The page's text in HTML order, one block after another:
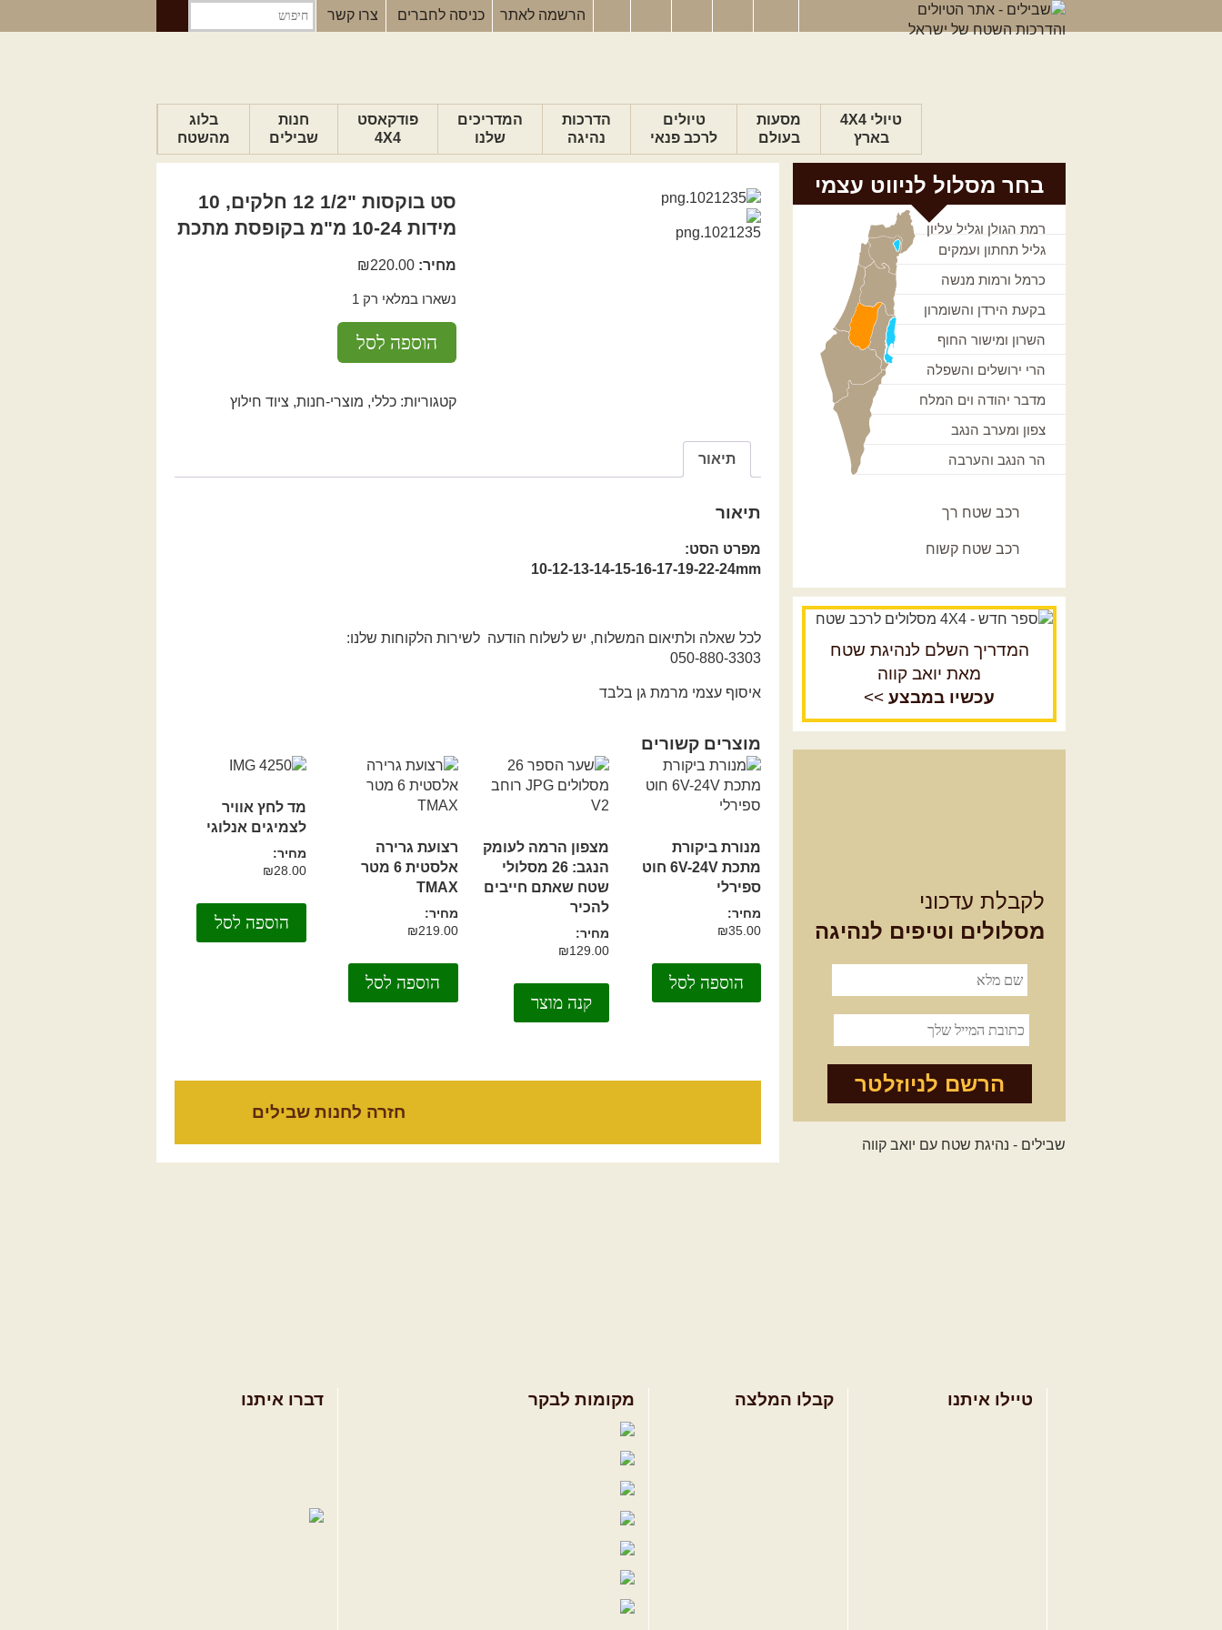
הרשמה לאתר כניסה לחברים צרו קשר
טיולי 4X4
בארץ
מסעות
בעולם
טיולים
לרכב פנאי
הדרכות
נהיגה
המדריכים
שלנו
פודקאסט
4X4
חנות
שבילים
בלוג
מהשטח
פודקאסט ג'יפאות
טיפים לנהיגה
סט בוקסות "1/2 12 חלקים, 10
מידות 10-24 מ"מ בקופסת מתכת
מחיר: ₪220.00
נשארו במלאי רק 1
כמות
"1/2
הוספה לסל
קטגוריות:כללי, מוצרי-חנות, ציוד חילוץ
תיאור
תיאור
מפרט הסט:
10-12-13-14-15-16-17-19-22-24mm
לכל שאלה ולתיאום המשלוח, יש לשלוח הודעה לשירות הלקוחות שלנו:
איסוף עצמי מרמת גן בלבד
מוצרים קשורים
מנורת ביקורת
מתכת 6V-24V חוט
ספירלי
מחיר:
₪35.00
הוספה לסל
מצפון הרמה לעומק
הנגב: 26 מסלולי
שטח שאתם חייבים
להכיר
מחיר:
₪129.00
קנה מוצר
רצועת גרירה
אלסטית 6 מטר
TMAX
מחיר:
₪219.00
הוספה לסל
מד לחץ אוויר
לצמיגים אנלוגי
מחיר:
₪28.00
הוספה לסל
חזרה לחנות שבילים
בחר מסלול לניווט עצמי
רמת הגולן וגליל עליון
גליל תחתון ועמקים
כרמל ורמות מנשה
בקעת הירדן והשומרון
השרון ומישור החוף
הרי ירושלים והשפלה
מדבר יהודה וים המלח
צפון ומערב הנגב
הר הנגב והערבה
רכב שטח רך
רכב שטח קשוח
המדריך השלם לנהיגת שטח
מאת יואב קווה
עכשיו במבצע >>
לקבלת עדכוני
מסלולים וטיפים לנהיגה
הרשם לניוזלטר
טיילו איתנו קבלו המלצה מקומות לבקר דברו איתנו